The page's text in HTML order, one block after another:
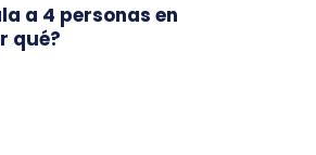
a 4 personas en
qué?